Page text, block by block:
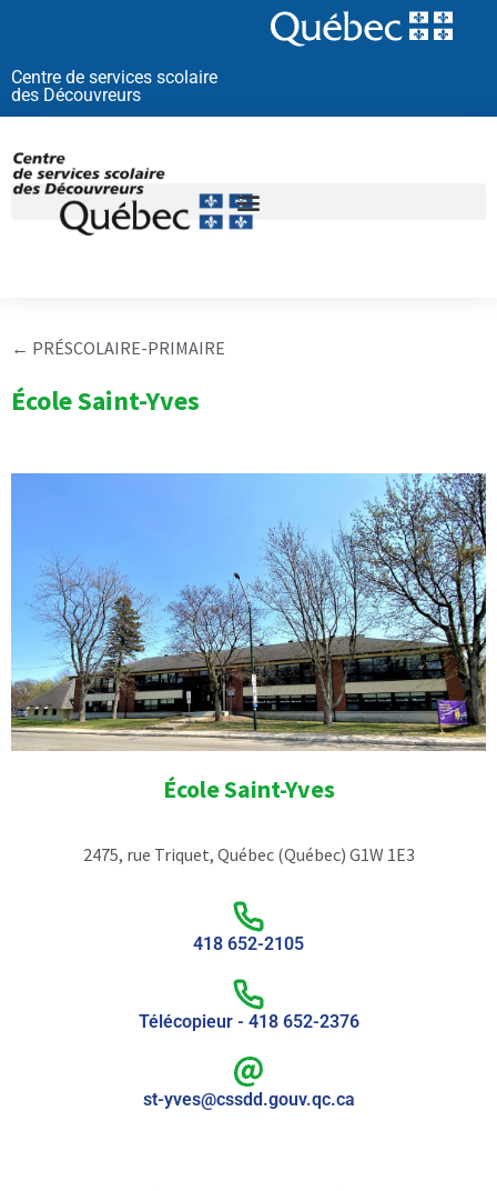
Centre de services scolaire
des Découvreurs
← PRÉSCOLAIRE-PRIMAIRE
École Saint-Yves
École Saint-Yves
2475, rue Triquet, Québec (Québec) G1W 1E3
418 652-2105
Télécopieur - 418 652-2376
st-yves@cssdd.gouv.qc.ca